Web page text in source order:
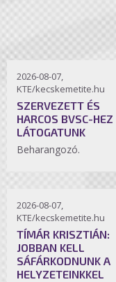
2026-08-07,
KTE/kecskemetite.hu
SZERVEZETT ÉS
HARCOS BVSC-HEZ
LÁTOGATUNK
Beharangozó.
2026-08-07,
KTE/kecskemetite.hu
TÍMÁR KRISZTIÁN:
JOBBAN KELL
SÁFÁRKODNUNK A
HELYZETEINKKEL